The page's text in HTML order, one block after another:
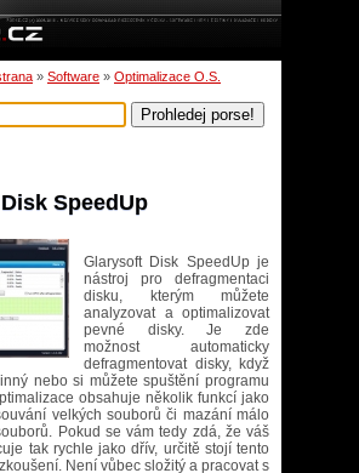
» Software » Optimalizace O.S.
SpeedUp
Glarysoft Disk SpeedUp je
nástroj pro defragmentaci
disku, kterým můžete
analyzovat a optimalizovat
pevné disky. Je zde
možnost automaticky
defragmentovat disky, když
nebo si můžete spuštění programu
obsahuje několik funkcí jako
velkých souborů či mazání málo
Pokud se vám tedy zdá, že váš
tak rychle jako dřív, určitě stojí tento
Není vůbec složitý a pracovat s